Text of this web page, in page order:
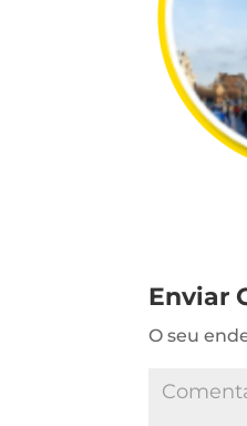
Enviar
O seu